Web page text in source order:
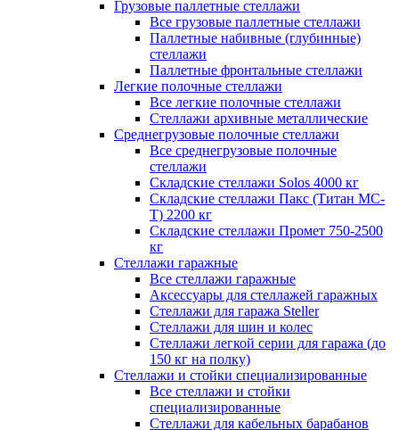
Грузовые паллетные стеллажи
Все грузовые паллетные стеллажи
Паллетные набивные (глубинные)
стеллажи
Паллетные фронтальные стеллажи
Легкие полочные стеллажи
Все легкие полочные стеллажи
Стеллажи архивные металлические
Среднегрузовые полочные стеллажи
Все среднегрузовые полочные
стеллажи
Складские стеллажи Solos 4000 кг
Складские стеллажи Пакс (Титан МС-
Т) 2200 кг
Складские стеллажи Промет 750-2500
кг
Стеллажи гаражные
Все стеллажи гаражные
Аксессуары для стеллажей гаражных
Стеллажи для гаража Steller
Стеллажи для шин и колес
Стеллажи легкой серии для гаража (до
150 кг на полку)
Стеллажи и стойки специализированные
Все стеллажи и стойки
специализированные
Стеллажи для кабельных барабанов